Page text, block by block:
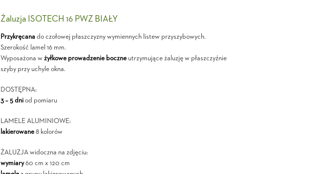
Żaluzja ISOTECH 16 PWZ BIAŁY
Przykręcana do czołowej płaszczyzny wymiennych listew przyszybowych.
Szerokość lamel 16 mm.
Wyposażona wżyłkowe prowadzenie boczne utrzymujące żaluzję w płaszczyźnie
szyby przy uchyle okna.
DOSTĘPNA:
3 – 5 dni od pomiaru
LAMELE ALUMINIOWE:
lakierowane 8 kolorów
ŻALUZJA widoczna na zdjęciu:
wymiary60 cm x 120 cm